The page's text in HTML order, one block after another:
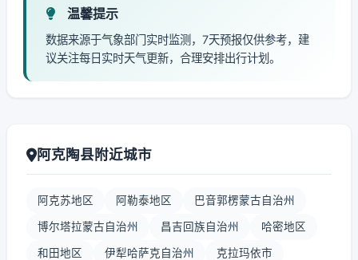
温馨提示
数据来源于气象部门实时监测，7天预报仅供参考，建
议关注每日实时天气更新，合理安排出行计划。
阿克陶县附近城市
阿克苏地区 阿勒泰地区 巴音郭楞蒙古自治州
博尔塔拉蒙古自治州 昌吉回族自治州 哈密地区
和田地区 伊犁哈萨克自治州 克拉玛依市